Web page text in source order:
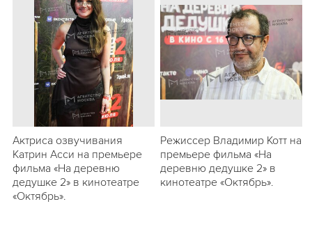
Актриса озвучивания
Катрин Асси на премьере
фильма «На деревню
дедушке 2» в кинотеатре
«Октябрь».
Режиссер Владимир Котт на
премьере фильма «На
деревню дедушке 2» в
кинотеатре «Октябрь».